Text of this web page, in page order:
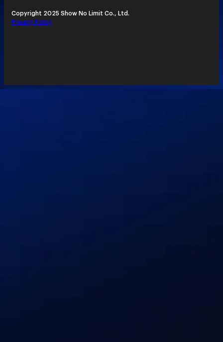
Copyright 2025 Show No Limit Co., Ltd.
Privacy Policy